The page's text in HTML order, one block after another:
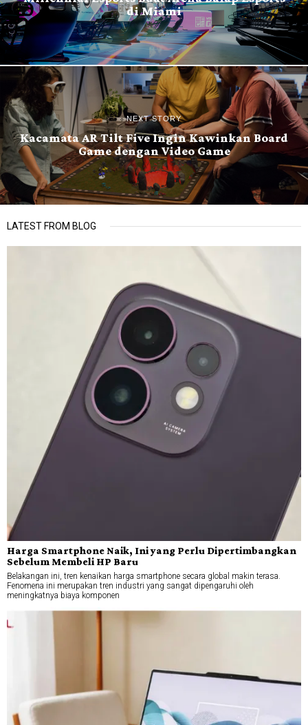
di Miami
NEXT STORY
Kacamata AR Tilt Five Ingin Kawinkan Board
Game dengan Video Game
LATEST FROM BLOG
Harga Smartphone Naik, Ini yang Perlu Dipertimbangkan
Sebelum Membeli HP Baru
Belakangan ini, tren kenaikan harga smartphone secara global makin terasa.
Fenomena ini merupakan tren industri yang sangat dipengaruhi oleh
meningkatnya biaya komponen